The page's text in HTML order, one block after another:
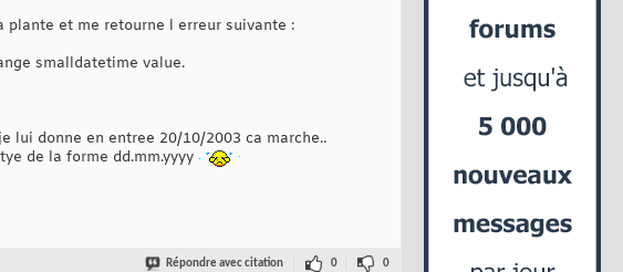
plante et me retourne l erreur suivante :
smalldatetime value.
lui donne en entree 20/10/2003 ca marche..
de la forme dd.mm.yyyy
Répondre avec citation 0 0